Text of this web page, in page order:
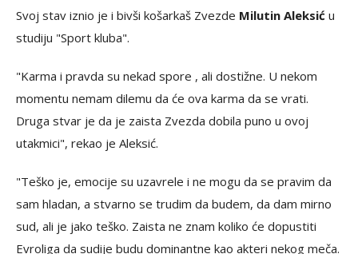
Svoj stav iznio je i bivši košarkaš Zvezde Milutin Aleksić u
studiju "Sport kluba".
"Karma i pravda su nekad spore , ali dostižne. U nekom
momentu nemam dilemu da će ova karma da se vrati.
Druga stvar je da je zaista Zvezda dobila puno u ovoj
utakmici", rekao je Aleksić.
"Teško je, emocije su uzavrele i ne mogu da se pravim da
sam hladan, a stvarno se trudim da budem, da dam mirno
sud, ali je jako teško. Zaista ne znam koliko će dopustiti
Evroliga da sudije budu dominantne kao akteri nekog meča.